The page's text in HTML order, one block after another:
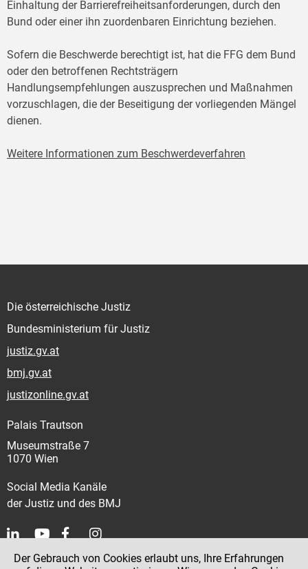
Einhaltung der Barrierefreiheitsanforderungen, durch den
Bund oder einer ihn zuordenbaren Einrichtung beziehen.
Sofern die Beschwerde berechtigt ist, hat die FFG dem Bund
oder den betroffenen Rechtsträgern
Handlungsempfehlungen auszusprechen und Maßnahmen
vorzuschlagen, die der Beseitigung der vorliegenden Mängel
dienen.
Weitere Informationen zum Beschwerdeverfahren
Die österreichische Justiz
Bundesministerium für Justiz
justiz.gv.at
bmj.gv.at
justizonline.gv.at
Palais Trautson
Museumstraße 7
1070 Wien
Social Media Kanäle
der Justiz und des BMJ
Kontakt
Der Gebrauch von Cookies erlaubt uns, Ihre Erfahrungen